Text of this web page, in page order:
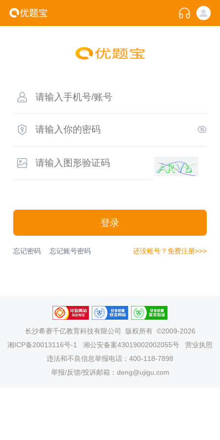
登录
忘记密码 忘记账号密码 还没账号？免费注册>>>
长沙希赛千亿教育科技有限公司
版权所有 ©2009-2026
湘ICP备20013116号-1
湘公安备案43019002002055号
营业执照
违法和不良信息举报电话：400-118-7898
举报/反馈/投诉邮箱：deng@ujigu.com